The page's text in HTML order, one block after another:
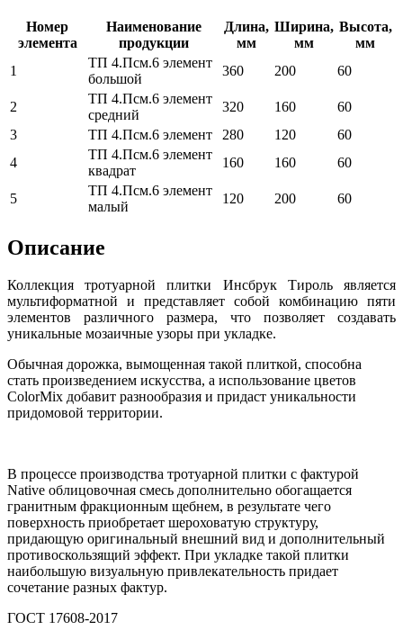
Номер
элемента
Наименование
продукции
Длина,
мм
Ширина,
мм
Высота,
мм
1
ТП 4.Псм.6 элемент
большой
360 200 60
2
ТП 4.Псм.6 элемент
средний
320 160
60
3
ТП 4.Псм.6 элемент 280 120
60
4
ТП 4.Псм.6 элемент
квадрат
160 160 60
5
ТП 4.Псм.6 элемент
малый
120 200 60
Описание
Коллекция тротуарной плитки Инсбрук Тироль является
мультиформатной и представляет собой комбинацию пяти
элементов различного размера, что позволяет создавать
уникальные мозаичные узоры при укладке.
Обычная дорожка, вымощенная такой плиткой, способна
стать произведением искусства, а использование цветов
ColorMix добавит разнообразия и придаст уникальности
придомовой территории.
В процессе производства тротуарной плитки с фактурой
Native облицовочная смесь дополнительно обогащается
гранитным фракционным щебнем, в результате чего
поверхность приобретает шероховатую структуру,
придающую оригинальный внешний вид и дополнительный
противоскользящий эффект. При укладке такой плитки
наибольшую визуальную привлекательность придает
сочетание разных фактур.
ГОСТ 17608-2017